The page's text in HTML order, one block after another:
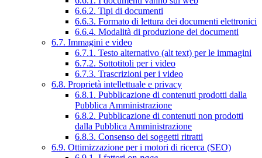
6.6.2. Tipi di documenti
6.6.3. Formato di lettura dei documenti elettronici
6.6.4. Modalità di produzione dei documenti
6.7. Immagini e video
6.7.1. Testo alternativo (alt text) per le immagini
6.7.2. Sottotitoli per i video
6.7.3. Trascrizioni per i video
6.8. Proprietà intellettuale e privacy
6.8.1. Pubblicazione di contenuti prodotti dalla
Pubblica Amministrazione
6.8.2. Pubblicazione di contenuti non prodotti
dalla Pubblica Amministrazione
6.8.3. Consenso dei soggetti ritratti
6.9. Ottimizzazione per i motori di ricerca (SEO)